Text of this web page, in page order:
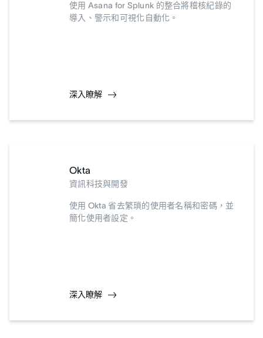
使用 Asana for Splunk 的整合將稽核紀錄的
導入、警示和可視化自動化。
深入瞭解
Okta
資訊科技與開發
使用 Okta 省去繁瑣的使用者名稱和密碼，並
簡化使用者設定。
深入瞭解